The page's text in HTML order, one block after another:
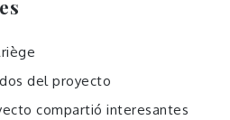
del proyecto
compartió interesantes